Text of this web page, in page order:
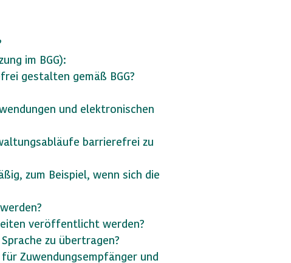
im BGG):
gestalten gemäß BGG?
und elektronischen
barrierefrei zu
zum Beispiel, wenn sich die
veröffentlicht werden?
zu übertragen?
Zuwendungsempfänger und